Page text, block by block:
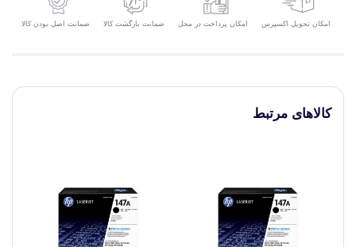
امکان تحویل اکسپرس امکان پرداخت در محل ضمانت بازگشت کالا ضمانت اصل بودن کالا
کالاهای مرتبط